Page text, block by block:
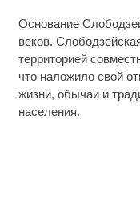
Основание
веков.
территорией
что наложило свой
жизни, обычаи и
населения.